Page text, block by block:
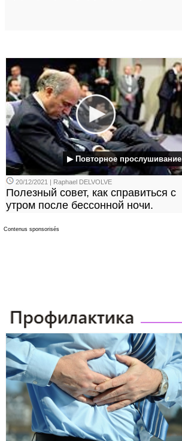
▶ Повторное прослушивание
20/12/2021 | Raphael DELVOLVE
Полезный совет, как справиться с
утром после бессонной ночи.
Contenus sponsorisés